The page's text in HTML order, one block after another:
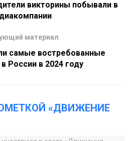
викторины побывали в
материал
самые востребованные
России в 2024 году
«ДВИЖЕНИЕ